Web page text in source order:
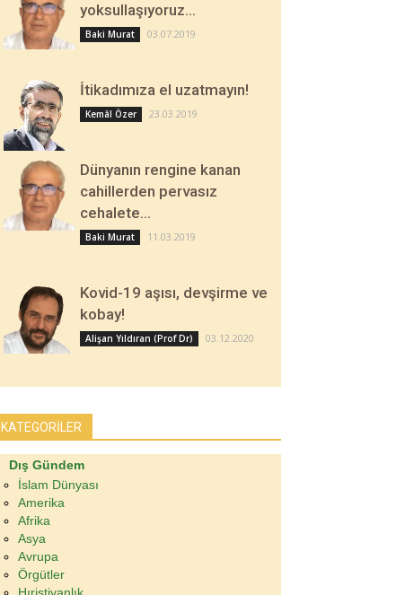
yoksullaşıyoruz…
Baki Murat 03.07.2019
İtikadımıza el uzatmayın!
Kemâl Özer 23.03.2019
Dünyanın rengine kanan
cahillerden pervasız
cehalete…
Baki Murat 11.03.2019
Kovid-19 aşısı, devşirme ve
kobay!
Alişan Yıldıran (Prof Dr) 03.12.2020
KATEGORİLER
Dış Gündem
İslam Dünyası
Amerika
Afrika
Asya
Avrupa
Örgütler